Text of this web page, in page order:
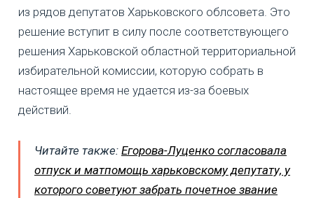
из рядов депутатов Харьковского облсовета. Это
решение вступит в силу после соответствующего
решения Харьковской областной территориальной
избирательной комиссии, которую собрать в
настоящее время не удается из-за боевых
действий.
Читайте также: Егорова-Луценко согласовала
отпуск и матпомощь харьковскому депутату, у
которого советуют забрать почетное звание